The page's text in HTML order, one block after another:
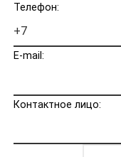
Телефон:
E-mail:
Контактное лицо: